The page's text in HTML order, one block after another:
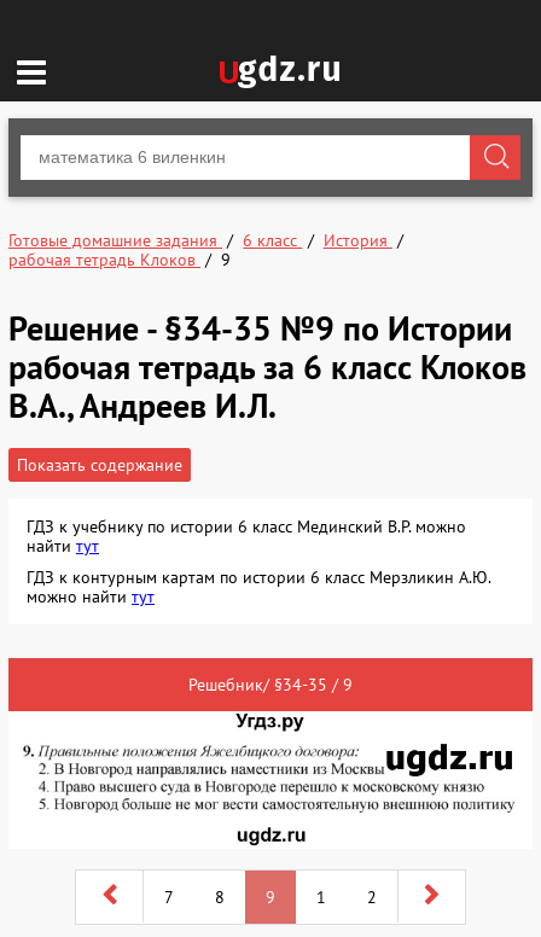
Готовые домашние задания 6 класс
История
рабочая тетрадь Клоков
9
Решение - §34-35 №9 по Истории
рабочая тетрадь за 6 класс Клоков
В.А., Андреев И.Л.
Показать содержание
ГДЗ к учебнику по истории 6 класс Мединский В.Р. можно
найти тут
ГДЗ к контурным картам по истории 6 класс Мерзликин А.Ю.
можно найти тут
Решебник/ §34-35 / 9
7 8 9 1 2